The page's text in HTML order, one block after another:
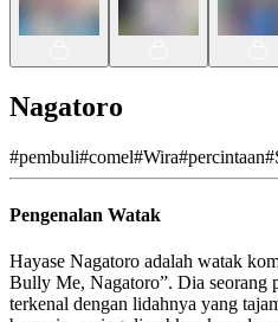
Nagatoro
#pembuli#comel#Wira#percintaan#
Pengenalan Watak
Hayase Nagatoro adalah watak
Bully Me, Nagatoro”. Dia seorang
terkenal dengan lidahnya yang